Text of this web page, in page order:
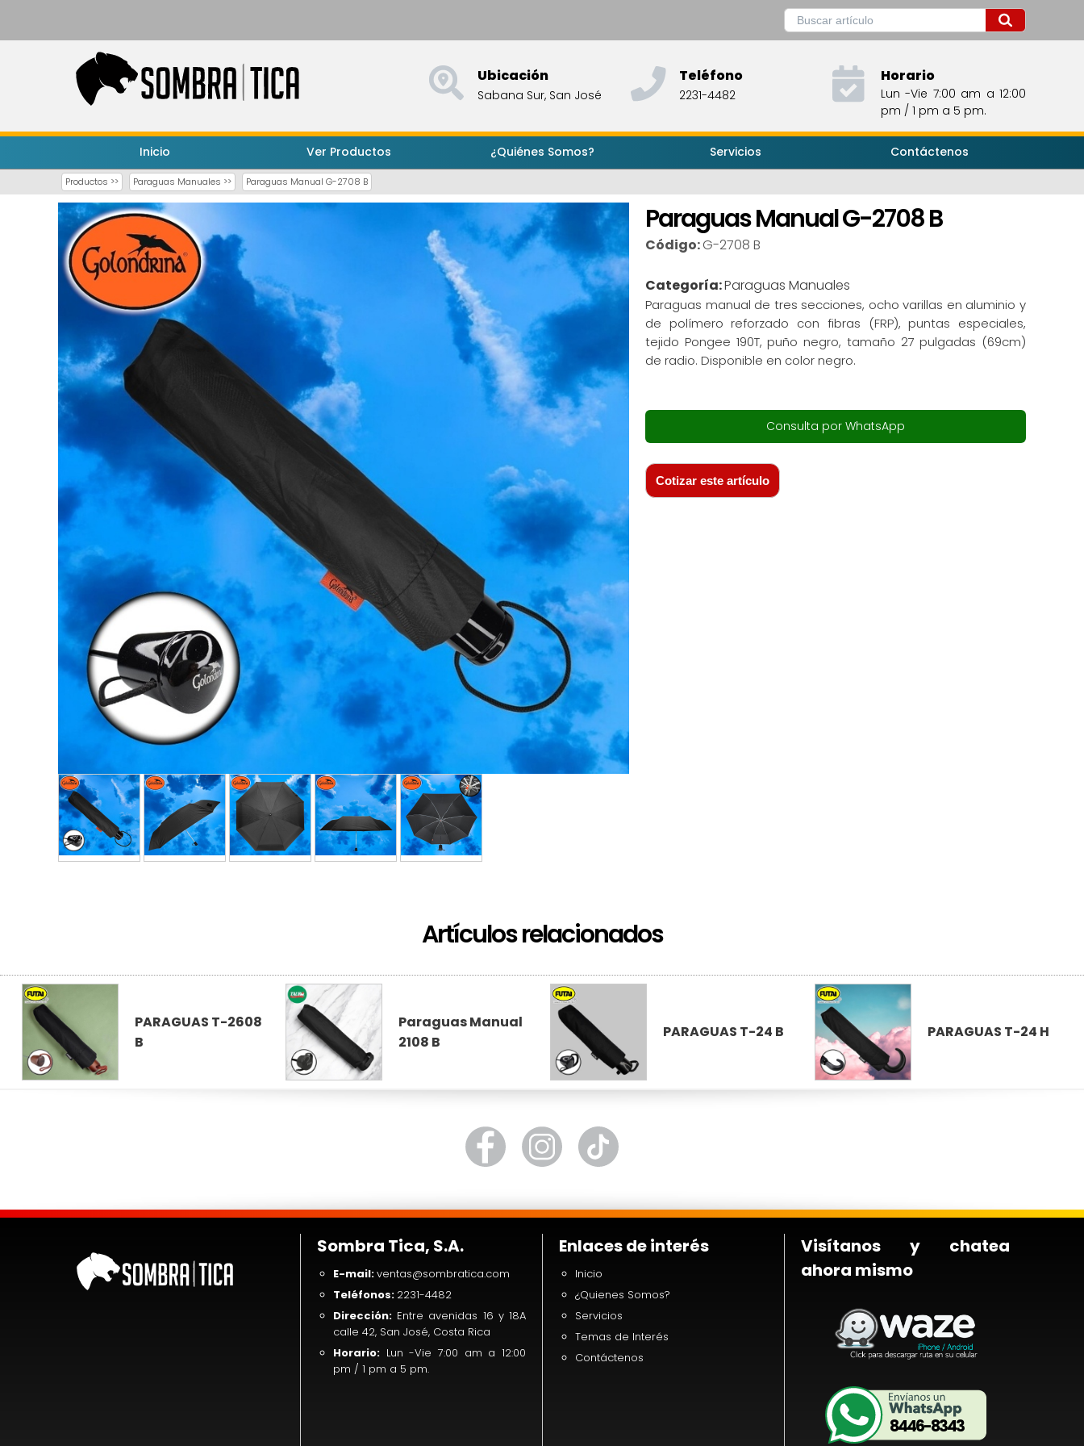
Ubicación
Sabana Sur, San José
Teléfono
2231-4482
Horario
Lun -Vie 7:00 am a 12:00
pm / 1 pm a 5 pm.
Inicio Ver Productos ¿Quiénes Somos? Servicios Contáctenos
Productos >> Paraguas Manuales >> Paraguas Manual G-2708 B
Paraguas Manual G-2708 B
Código:G-2708 B
Categoría:Paraguas Manuales
Paraguas manual de tres secciones, ocho varillas en aluminio y
de polímero reforzado con fibras (FRP), puntas especiales,
tejido Pongee 190T, puño negro, tamaño 27 pulgadas (69cm)
de radio. Disponible en color negro.
Consulta por WhatsApp
Cotizar este artículo
Artículos relacionados
PARAGUAS T-2608
B
Paraguas Manual
2108 B
PARAGUAS T-24 B PARAGUAS T-24 H
Sombra Tica, S.A.
E-mail:ventas@sombratica.com
Teléfonos: 2231-4482
Dirección: Entre avenidas 16 y 18A
calle 42, San José, Costa Rica
Horario: Lun -Vie 7:00 am a 12:00
pm / 1 pm a 5 pm.
Enlaces de interés
Inicio
¿Quienes Somos?
Servicios
Temas de Interés
Contáctenos
Visítanos y chatea
ahora mismo
8446-8343